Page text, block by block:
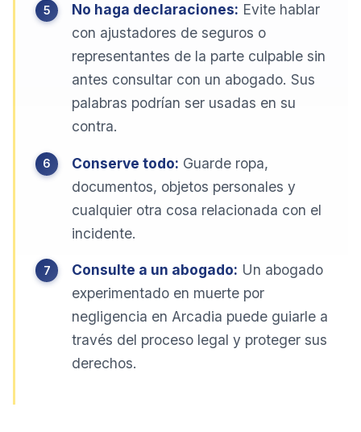
No haga declaraciones: Evite hablar
con ajustadores de seguros o
representantes de la parte culpable sin
antes consultar con un abogado. Sus
palabras podrían ser usadas en su
contra.
Conserve todo: Guarde ropa,
documentos, objetos personales y
cualquier otra cosa relacionada con el
incidente.
Consulte a un abogado: Un abogado
experimentado en muerte por
negligencia en Arcadia puede guiarle a
través del proceso legal y proteger sus
derechos.